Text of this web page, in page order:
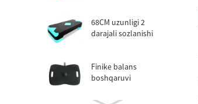
68CM uzunligi 2
darajali sozlanishi
Finike balans
boshqaruvi